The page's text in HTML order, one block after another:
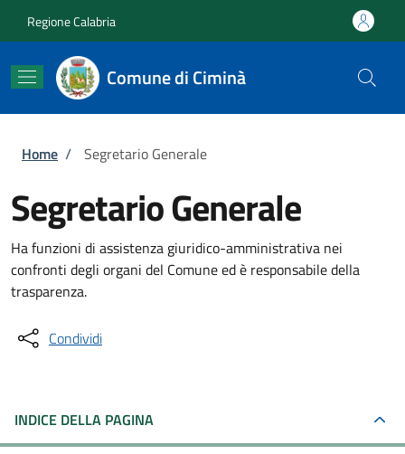
Regione Calabria
Comune di Ciminà
Briciole di pane
Home / Segretario Generale
Segretario Generale
Ha funzioni di assistenza giuridico-amministrativa nei
confronti degli organi del Comune ed è responsabile della
trasparenza.
Condividi
INDICE DELLA PAGINA